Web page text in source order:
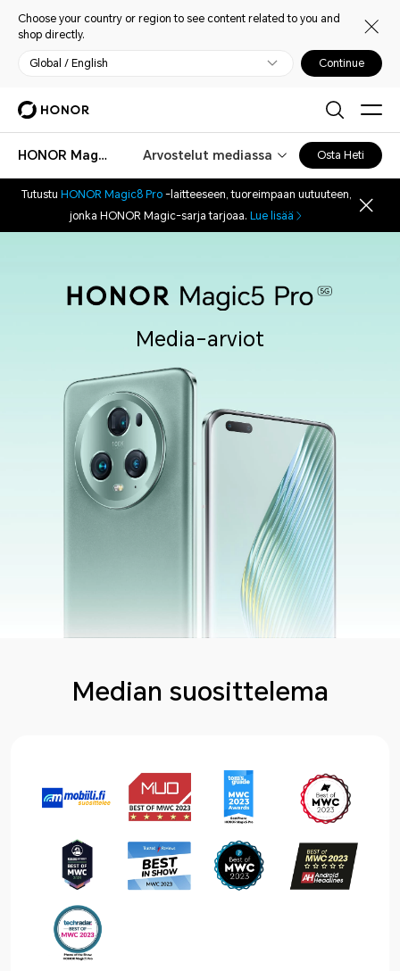
Choose your country or region to see content related to you and
shop directly.
Global / English Continue
HONOR Magic5 Pro Arvostelut mediassa Osta Heti
Tutustu HONOR Magic8 Pro -laitteeseen, tuoreimpaan uutuuteen,
jonka HONOR Magic-sarja tarjoaa. Lue lisää
Media-arviot
Median suosittelema